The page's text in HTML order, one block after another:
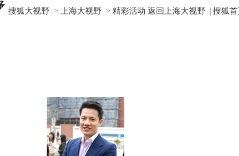
搜狐大视野 > 上海大视野 > 精彩活动 返回上海大视野 搜狐